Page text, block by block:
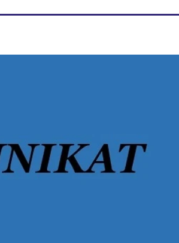
Dąbrowa
Szubin
Strzelno